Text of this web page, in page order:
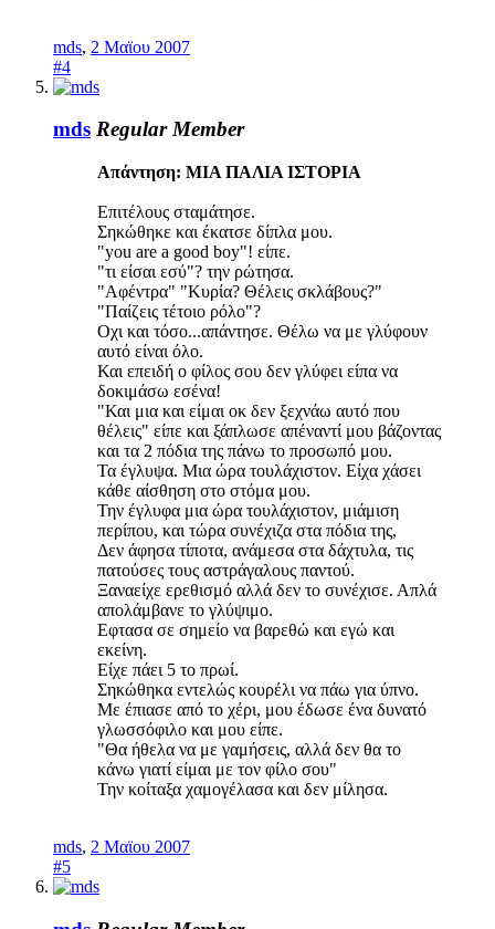
mds, 2 Μαϊου 2007
#4
mds Regular Member
Απάντηση: ΜΙΑ ΠΑΛΙΑ ΙΣΤΟΡΙΑ
Επιτέλους σταμάτησε.
Σηκώθηκε και έκατσε δίπλα μου.
"you are a good boy"! είπε.
"τι είσαι εσύ"? την ρώτησα.
"Αφέντρα" "Κυρία? Θέλεις σκλάβους?"
"Παίζεις τέτοιο ρόλο"?
Οχι και τόσο...απάντησε. Θέλω να με γλύφουν
αυτό είναι όλο.
Και επειδή ο φίλος σου δεν γλύφει είπα να
δοκιμάσω εσένα!
"Και μια και είμαι οκ δεν ξεχνάω αυτό που
θέλεις" είπε και ξάπλωσε απέναντί μου βάζοντας
και τα 2 πόδια της πάνω το προσωπό μου.
Τα έγλυψα. Μια ώρα τουλάχιστον. Είχα χάσει
κάθε αίσθηση στο στόμα μου.
Την έγλυφα μια ώρα τουλάχιστον, μιάμιση
περίπου, και τώρα συνέχιζα στα πόδια της,
Δεν άφησα τίποτα, ανάμεσα στα δάχτυλα, τις
πατούσες τους αστράγαλους παντού.
Ξαναείχε ερεθισμό αλλά δεν το συνέχισε. Απλά
απολάμβανε το γλύψιμο.
Εφτασα σε σημείο να βαρεθώ και εγώ και
εκείνη.
Είχε πάει 5 το πρωί.
Σηκώθηκα εντελώς κουρέλι να πάω για ύπνο.
Με έπιασε από το χέρι, μου έδωσε ένα δυνατό
γλωσσόφιλο και μου είπε.
"Θα ήθελα να με γαμήσεις, αλλά δεν θα το
κάνω γιατί είμαι με τον φίλο σου"
Την κοίταξα χαμογέλασα και δεν μίλησα.
mds, 2 Μαϊου 2007
#5